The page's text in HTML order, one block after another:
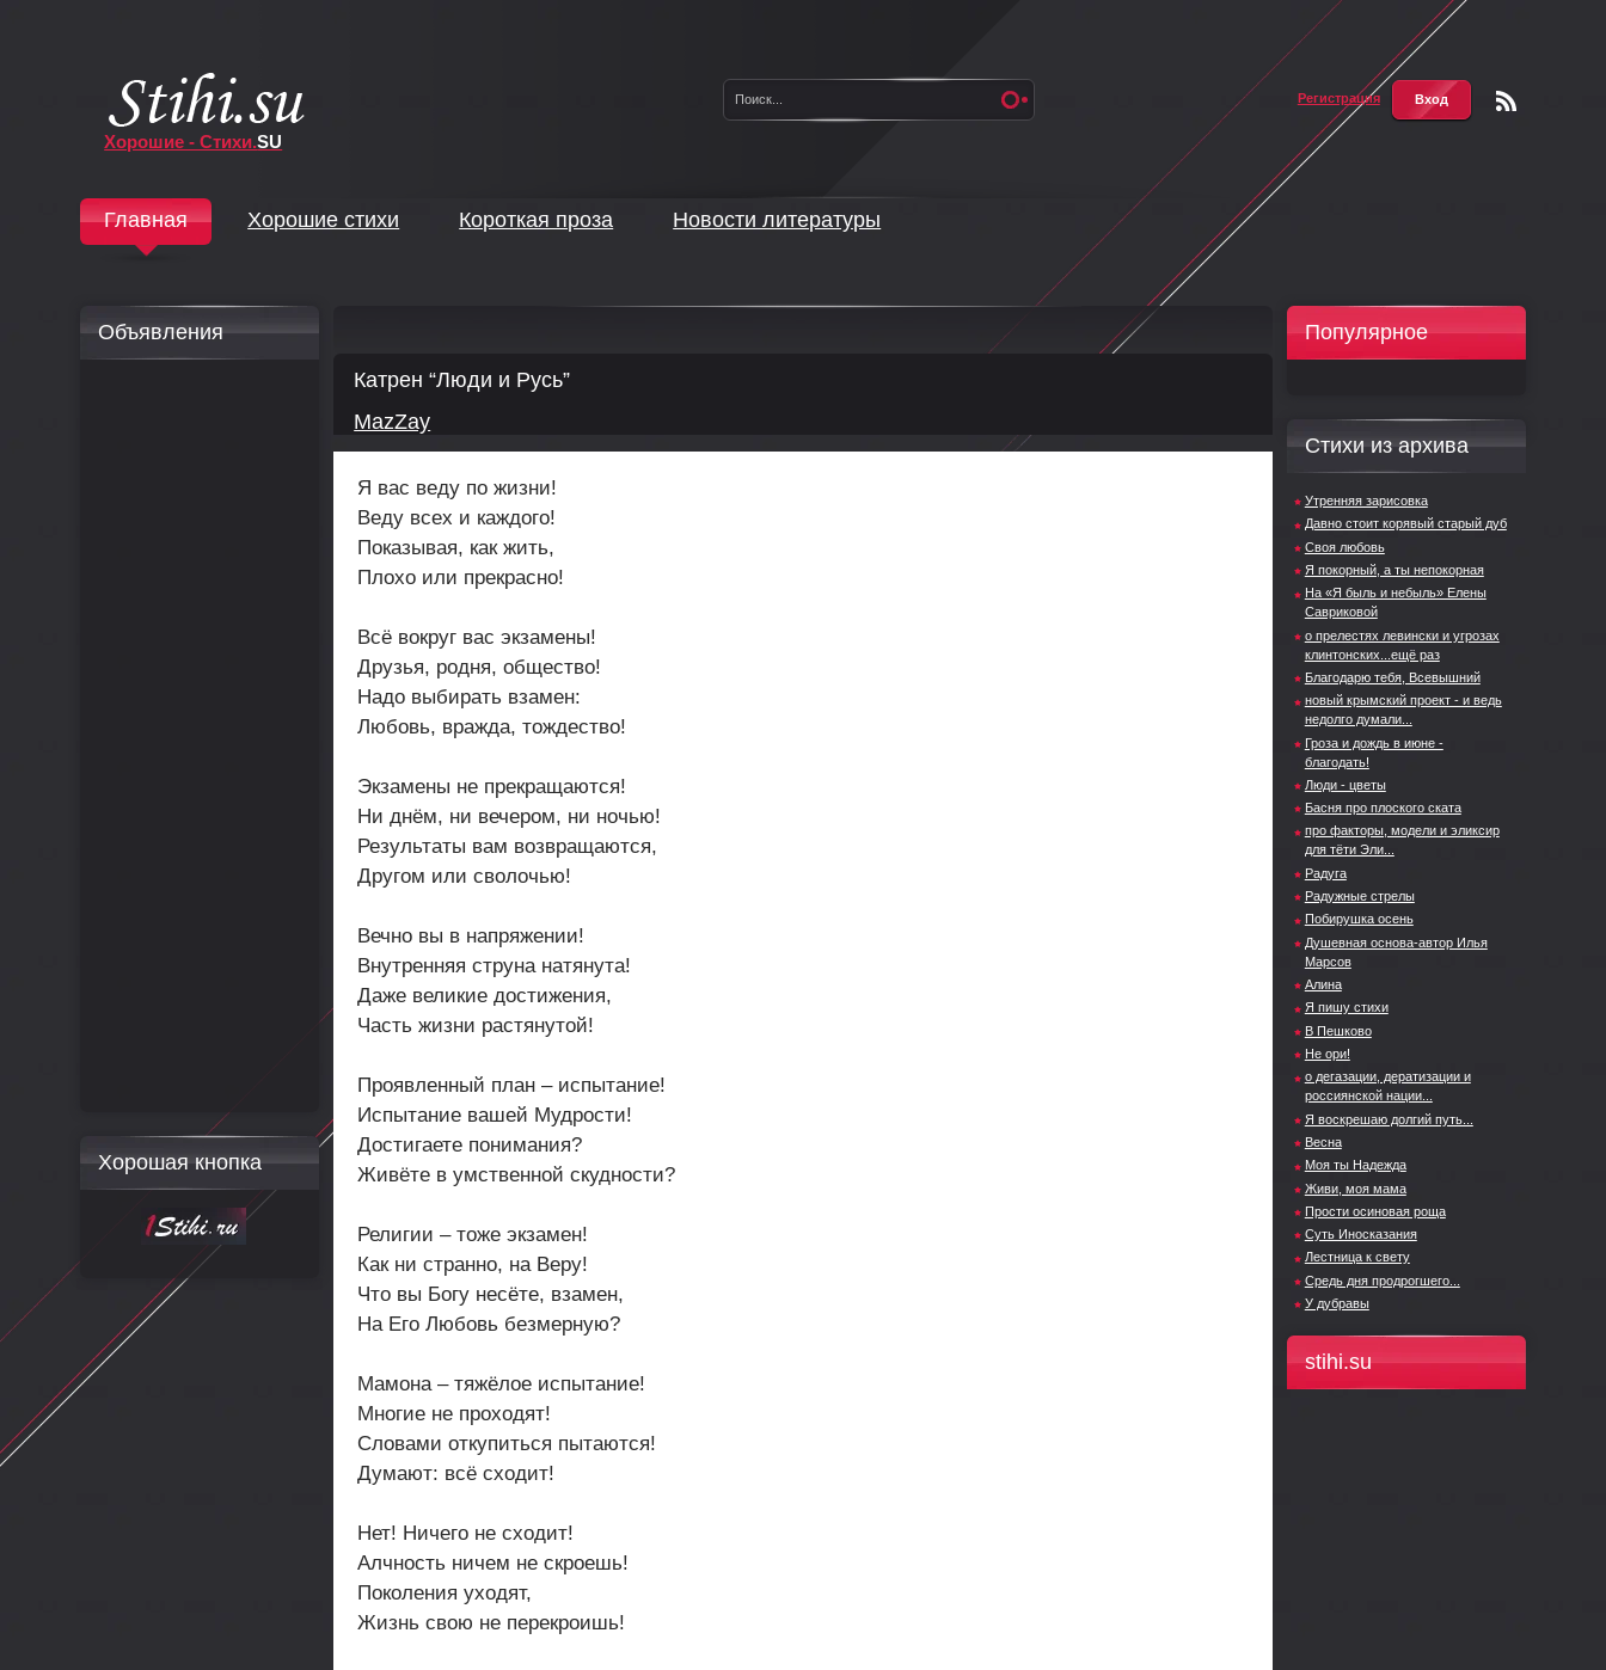
Хорошие - Стихи.SU
Регистрация Вход
Главная Хорошие стихи Короткая проза Новости литературы
Катрен “Люди и Русь”
MazZay
Я вас веду по жизни!
Веду всех и каждого!
Показывая, как жить,
Плохо или прекрасно!
Всё вокруг вас экзамены!
Друзья, родня, общество!
Надо выбирать взамен:
Любовь, вражда, тождество!
Экзамены не прекращаются!
Ни днём, ни вечером, ни ночью!
Результаты вам возвращаются,
Другом или сволочью!
Вечно вы в напряжении!
Внутренняя струна натянута!
Даже великие достижения,
Часть жизни растянутой!
Проявленный план – испытание!
Испытание вашей Мудрости!
Достигаете понимания?
Живёте в умственной скудности?
Религии – тоже экзамен!
Как ни странно, на Веру!
Что вы Богу несёте, взамен,
На Его Любовь безмерную?
Мамона – тяжёлое испытание!
Многие не проходят!
Словами откупиться пытаются!
Думают: всё сходит!
Нет! Ничего не сходит!
Алчность ничем не скроешь!
Поколения уходят,
Жизнь свою не перекроишь!
Популярное
Стихи из архива
Утренняя зарисовка
Давно стоит корявый старый дуб
Своя любовь
Я покорный, а ты непокорная
На «Я быль и небыль» Елены
Савриковой
о прелестях левински и угрозах
клинтонских...ещё раз
Благодарю тебя, Всевышний
новый крымский проект - и ведь
недолго думали...
Гроза и дождь в июне -
благодать!
Люди - цветы
Басня про плоского ската
про факторы, модели и эликсир
для тёти Эли...
Радуга
Радужные стрелы
Побирушка осень
Душевная основа-автор Илья
Марсов
Алина
Я пишу стихи
В Пешково
Не ори!
о дегазации, дератизации и
россиянской нации...
Я воскрешаю долгий путь...
Весна
Моя ты Надежда
Живи, моя мама
Прости осиновая роща
Суть Иносказания
Лестница к свету
Средь дня продрогшего...
У дубравы
stihi.su
Объявления
Хорошая кнопка